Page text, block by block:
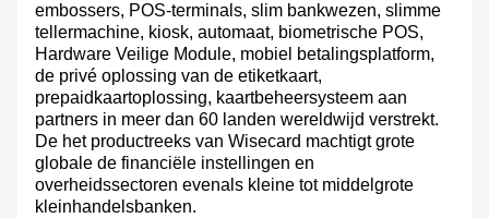
embossers, POS-terminals, slim bankwezen, slimme
tellermachine, kiosk, automaat, biometrische POS,
Hardware Veilige Module, mobiel betalingsplatform,
de privé oplossing van de etiketkaart,
prepaidkaartoplossing, kaartbeheersysteem aan
partners in meer dan 60 landen wereldwijd verstrekt.
De het productreeks van Wisecard machtigt grote
globale de financiële instellingen en
overheidssectoren evenals kleine tot middelgrote
kleinhandelsbanken.